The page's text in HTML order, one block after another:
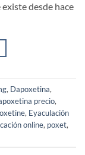
desde hace
, Dapoxetina,
precio,
, Eyaculación
online, poxet,